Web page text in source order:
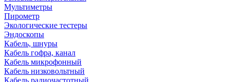
Мультиметры
Пирометр
Экологические тестеры
Эндоскопы
Кабель, шнуры
Кабель гофра, канал
Кабель микрофонный
Кабель низковольтный
Кабель радиочастотный